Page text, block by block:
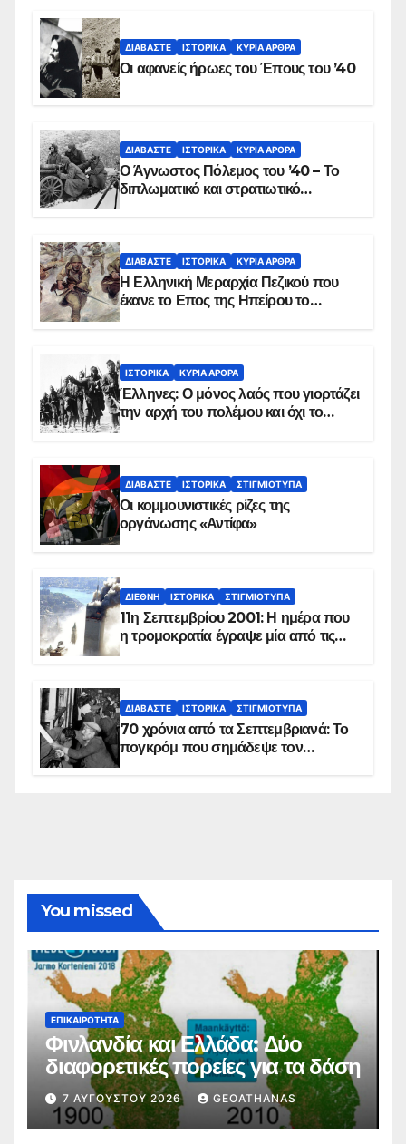
ΔΙΑΒΆΣΤΕ ΙΣΤΟΡΙΚΆ ΚΥΡΙΑ ΑΡΘΡΑ
Οι αφανείς ήρωες του Έπους του ’40
ΔΙΑΒΆΣΤΕ ΙΣΤΟΡΙΚΆ ΚΥΡΙΑ ΑΡΘΡΑ
Ο Άγνωστος Πόλεμος του ’40 – Το
διπλωματικό και στρατιωτικό
ΔΙΑΒΆΣΤΕ ΙΣΤΟΡΙΚΆ ΚΥΡΙΑ ΑΡΘΡΑ
Η Ελληνική Μεραρχία Πεζικού που
έκανε το Επος της Ηπείρου το
ΙΣΤΟΡΙΚΆ ΚΥΡΙΑ ΑΡΘΡΑ
Έλληνες: Ο μόνος λαός που γιορτάζει
την αρχή του πολέμου και όχι το
ΔΙΑΒΆΣΤΕ ΙΣΤΟΡΙΚΆ ΣΤΙΓΜΙΌΤΥΠΑ
Οι κομμουνιστικές ρίζες της
οργάνωσης «Αντίφα»
ΔΙΕΘΝΉ ΙΣΤΟΡΙΚΆ ΣΤΙΓΜΙΌΤΥΠΑ
11η Σεπτεμβρίου 2001: Η ημέρα που
η τρομοκρατία έγραψε μία από τις
ΔΙΑΒΆΣΤΕ ΙΣΤΟΡΙΚΆ ΣΤΙΓΜΙΌΤΥΠΑ
70 χρόνια από τα Σεπτεμβριανά: Το
πογκρόμ που σημάδεψε τον
You missed
ΕΠΙΚΑΙΡΌΤΗΤΑ
Φινλανδία και Ελλάδα: Δύο
διαφορετικές πορείες για τα δάση
7 ΑΥΓΟΎΣΤΟΥ 2026 GEOATHANAS